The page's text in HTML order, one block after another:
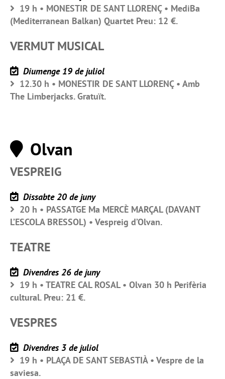
19 h • MONESTIR DE SANT LLORENÇ • MediBa
(Mediterranean Balkan) Quartet Preu: 12 €.
VERMUT MUSICAL
Diumenge 19 de juliol
12.30 h • MONESTIR DE SANT LLORENÇ • Amb
The Limberjacks. Gratuït.
Olvan
VESPREIG
Dissabte 20 de juny
20 h • PASSATGE Ma MERCÈ MARÇAL (DAVANT
L’ESCOLA BRESSOL) • Vespreig d’Olvan.
TEATRE
Divendres 26 de juny
19 h • TEATRE CAL ROSAL • Olvan 30 h Perifèria
cultural. Preu: 21 €.
VESPRES
Divendres 3 de juliol
19 h • PLAÇA DE SANT SEBASTIÀ • Vespre de la
saviesa.